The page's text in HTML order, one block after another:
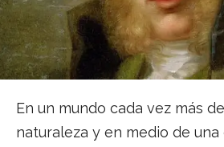
En un mundo cada vez más
naturaleza y en medio de